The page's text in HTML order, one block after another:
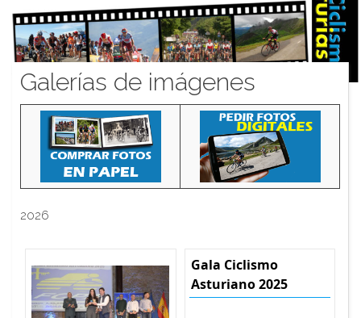
Galerías de imágenes
2026
Gala Ciclismo
Asturiano 2025